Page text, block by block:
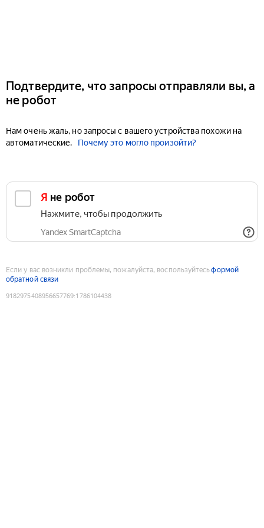
Подтвердите, что запросы отправляли вы, а
не робот
Нам очень жаль, но запросы с вашего устройства похожи на
автоматические.
Почему это могло произойти?
Я не робот
Нажмите, чтобы продолжить
Yandex SmartCaptcha
Если у вас возникли проблемы, пожалуйста, воспользуйтесьформой
обратной связи
9182975408956657769:1786104438